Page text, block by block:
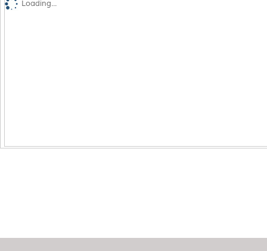
Loading...